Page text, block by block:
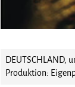
DEUTSCHLAND,
Produktion: